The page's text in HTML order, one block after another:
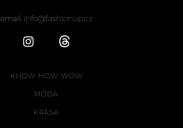
email: info@fashionup.cz
KNOW HOW WOW
MÓDA
KRÁSA